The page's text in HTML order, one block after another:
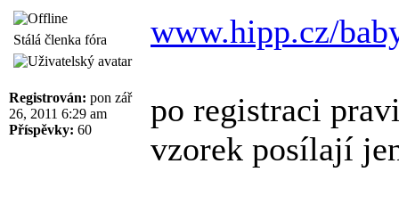
Stálá členka fóra
Registrován: pon zář
26, 2011 6:29 am
Příspěvky: 60
www.hipp.cz/
po registraci
vzorek posílají